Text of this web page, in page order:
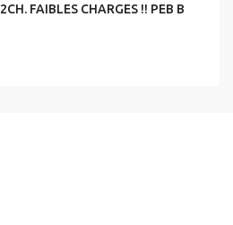
FAIBLES CHARGES !! PEB B